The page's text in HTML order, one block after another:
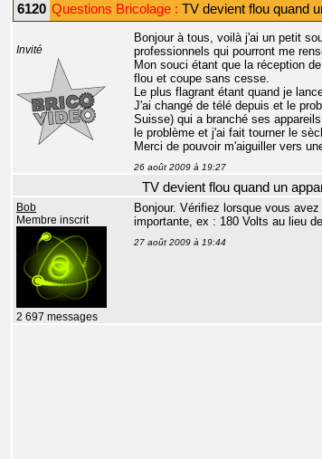
6120 Questions Bricolage : TV devient flou quand
Invité
Bonjour à tous, voilà j'ai un petit
professionnels qui pourront me
Mon souci étant que la réception
flou et coupe sans cesse.
Le plus flagrant étant quand je
J'ai changé de télé depuis et le
Suisse) qui a branché ses
le problème et j'ai fait tourner le
Merci de pouvoir m'aiguiller vers
26 août 2009 à 19:27
TV devient flou quand un
Bob
Membre inscrit
2 697 messages
Bonjour. Vérifiez lorsque vous
importante, ex : 180 Volts au lieu
27 août 2009 à 19:44